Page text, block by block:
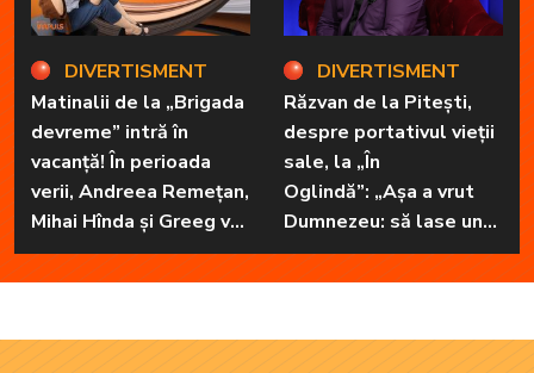
DIVERTISMENT
Matinalii de la „Brigada
devreme” intră în
vacanță! În perioada
verii, Andreea Remețan,
Mihai Hînda și Greeg vor
da, pe rând, trezirea cu
„Dimineți de vacanță”
DIVERTISMENT
Răzvan de la Pitești,
despre portativul vieții
sale, la „În
Oglindă”: „Așa a vrut
Dumnezeu: să lase unul
în familie cu har, harul
de a cânta, să poată să
lipsește”